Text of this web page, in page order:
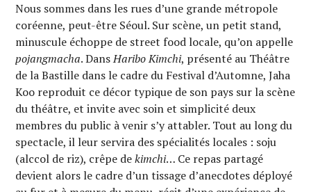
Nous sommes dans les rues d’une grande métropole
coréenne, peut-être Séoul. Sur scène, un petit stand,
minuscule échoppe de street food locale, qu’on appelle
pojangmacha. DansHaribo Kimchi, présenté au Théâtre
de la Bastille dans le cadre du Festival d’Automne, Jaha
Koo reproduit ce décor typique de son pays sur la scène
du théâtre, et invite avec soin et simplicité deux
membres du public à venir s’y attabler. Tout au long du
spectacle, il leur servira des spécialités locales : soju
(alccol de riz), crêpe dekimchi… Ce repas partagé
devient alors le cadre d’un tissage d’anecdotes déployé